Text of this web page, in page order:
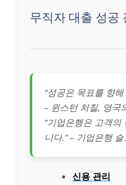
무직자 대출 성공
“성공은 목표를 향
– 윈스턴 처칠, 영국
“기업은행은 고객
니다.” – 기업은행
신용 관리